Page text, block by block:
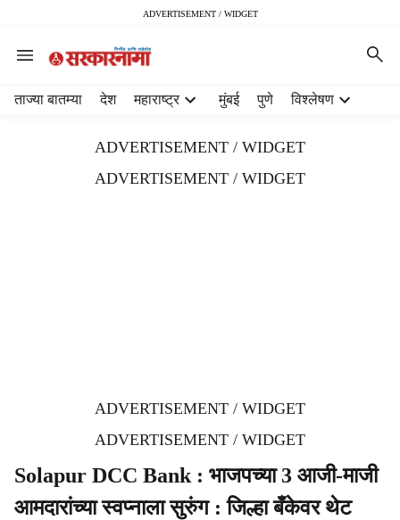
ADVERTISEMENT / WIDGET
ताज्या बातम्या देश महाराष्ट्र मुंबई पुणे विश्लेषण
ADVERTISEMENT / WIDGET
ADVERTISEMENT / WIDGET
ADVERTISEMENT / WIDGET
ADVERTISEMENT / WIDGET
Solapur DCC Bank : भाजपच्या 3 आजी-माजी
आमदारांच्या स्वप्नाला सुरुंग : जिल्हा बँकेवर थेट